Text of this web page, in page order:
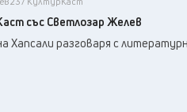
със Светлозар Желев
Хапсали разговаря с